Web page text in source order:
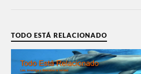
TODO ESTÁ RELACIONADO